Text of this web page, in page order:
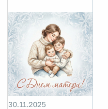
30.11.2025